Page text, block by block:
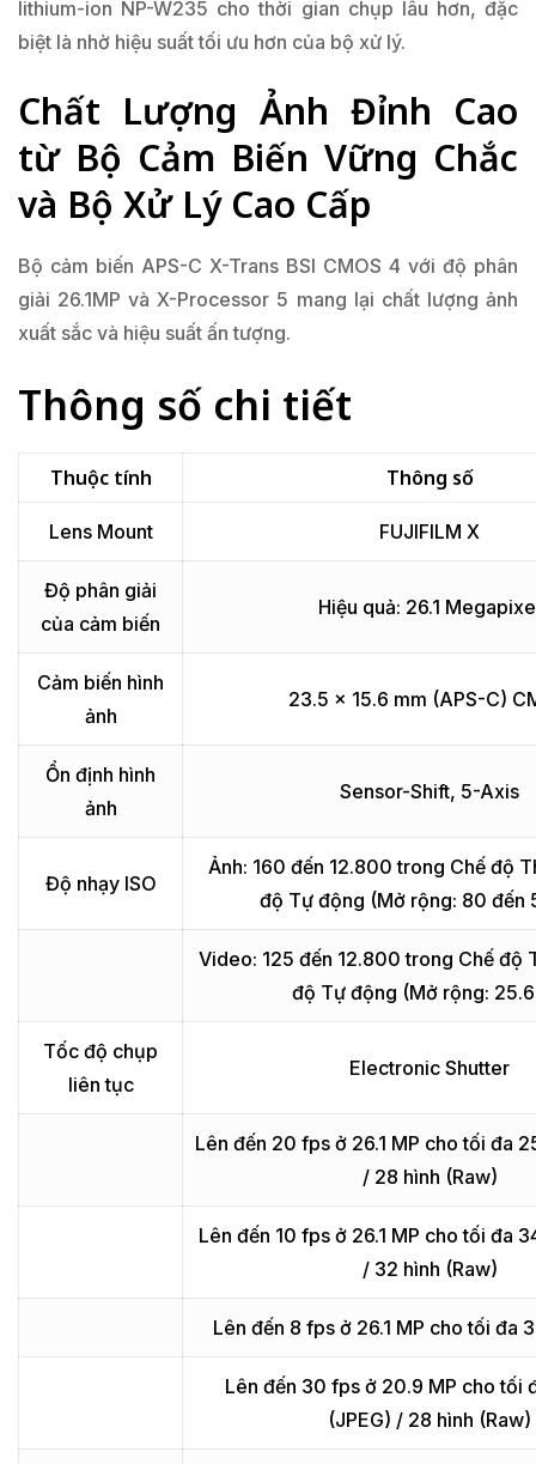
lithium-ion NP-W235 cho thời gian chụp lâu hơn, đặc
biệt là nhờ hiệu suất tối ưu hơn của bộ xử lý.
Chất Lượng Ảnh Đỉnh Cao
từ Bộ Cảm Biến Vững Chắc
và Bộ Xử Lý Cao Cấp
Bộ cảm biến APS-C X-Trans BSI CMOS 4 với độ phân
giải 26.1MP và X-Processor 5 mang lại chất lượng ảnh
xuất sắc và hiệu suất ấn tượng.
Thông số chi tiết
Thuộc tính Thông số
Lens Mount FUJIFILM X
Độ phân giải
của cảm biến
Hiệu quả: 26.1
Cảm biến hình
ảnh
23.5 x 15.6 mm (APS-C)
Ổn định hình
ảnh
Sensor-Shift, 5-Axis
Độ nhạy ISO
Ảnh: 160 đến 12.800 trong Chế độ
độ Tự động (Mở rộng: 80 đến
Video: 125 đến 12.800 trong Chế độ
độ Tự động (Mở rộng:
Tốc độ chụp
liên tục
Electronic Shutter
Lên đến 20 fps ở 26.1 MP cho tối đa
/ 28 hình (Raw)
Lên đến 10 fps ở 26.1 MP cho tối đa
/ 32 hình (Raw)
Lên đến 8 fps ở 26.1 MP cho tối đa
Lên đến 30 fps ở 20.9 MP cho tối
(JPEG) / 28 hình (Raw)